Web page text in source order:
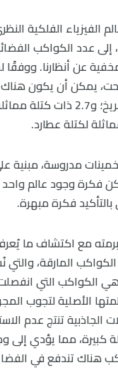
الفيزياء الفلكية
إلى عدد الكواكب
عن أنظارنا. ووفقًا
كتلة أكبر من المريخ؛ و2.7
مدروسة، مبنية
فكرة وجود عالم
فكرة مبهرة.
مع اكتشاف ما
الكواكب المارقة،
2000. وهي الكواكب التي
الأصلية لتجوب
الجاذبية تنتج عدم
كبيرة، مما يؤدي
هناك تندفع في